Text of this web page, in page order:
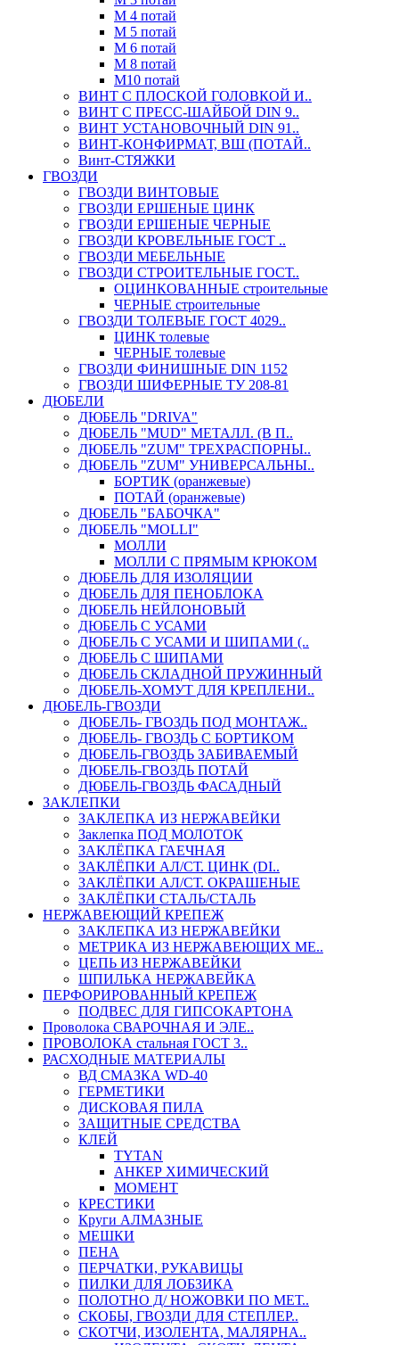
М 4 потай
М 5 потай
М 6 потай
М 8 потай
М10 потай
ВИНТ С ПЛОСКОЙ ГОЛОВКОЙ И..
ВИНТ С ПРЕСС-ШАЙБОЙ DIN 9..
ВИНТ УСТАНОВОЧНЫЙ DIN 91..
ВИНТ-КОНФИРМАТ, ВШ (ПОТАЙ..
Винт-СТЯЖКИ
ГВОЗДИ
ГВОЗДИ ВИНТОВЫЕ
ГВОЗДИ ЕРШЕНЫЕ ЦИНК
ГВОЗДИ ЕРШЕНЫЕ ЧЕРНЫЕ
ГВОЗДИ КРОВЕЛЬНЫЕ ГОСТ ..
ГВОЗДИ МЕБЕЛЬНЫЕ
ГВОЗДИ СТРОИТЕЛЬНЫЕ ГОСТ..
ОЦИНКОВАННЫЕ строительные
ЧЕРНЫЕ строительные
ГВОЗДИ ТОЛЕВЫЕ ГОСТ 4029..
ЦИНК толевые
ЧЕРНЫЕ толевые
ГВОЗДИ ФИНИШНЫЕ DIN 1152
ГВОЗДИ ШИФЕРНЫЕ ТУ 208-81
ДЮБЕЛИ
ДЮБЕЛЬ "DRIVA"
ДЮБЕЛЬ "MUD" МЕТАЛЛ. (В П..
ДЮБЕЛЬ "ZUM" ТРЕХРАСПОРНЫ..
ДЮБЕЛЬ "ZUM" УНИВЕРСАЛЬНЫ..
БОРТИК (оранжевые)
ПОТАЙ (оранжевые)
ДЮБЕЛЬ "БАБОЧКА"
ДЮБЕЛЬ "МOLLI"
МОЛЛИ
МОЛЛИ С ПРЯМЫМ КРЮКОМ
ДЮБЕЛЬ ДЛЯ ИЗОЛЯЦИИ
ДЮБЕЛЬ ДЛЯ ПЕНОБЛОКА
ДЮБЕЛЬ НЕЙЛОНОВЫЙ
ДЮБЕЛЬ С УСАМИ
ДЮБЕЛЬ С УСАМИ И ШИПАМИ (..
ДЮБЕЛЬ С ШИПАМИ
ДЮБЕЛЬ СКЛАДНОЙ ПРУЖИННЫЙ
ДЮБЕЛЬ-ХОМУТ ДЛЯ КРЕПЛЕНИ..
ДЮБЕЛЬ-ГВОЗДИ
ДЮБЕЛЬ- ГВОЗДЬ ПОД МОНТАЖ..
ДЮБЕЛЬ- ГВОЗДЬ С БОРТИКОМ
ДЮБЕЛЬ-ГВОЗДЬ ЗАБИВАЕМЫЙ
ДЮБЕЛЬ-ГВОЗДЬ ПОТАЙ
ДЮБЕЛЬ-ГВОЗДЬ ФАСАДНЫЙ
ЗАКЛЕПКИ
ЗАКЛЕПКА ИЗ НЕРЖАВЕЙКИ
Заклепка ПОД МОЛОТОК
ЗАКЛЁПКА ГАЕЧНАЯ
ЗАКЛЁПКИ АЛ/СТ. ЦИНК (DI..
ЗАКЛЁПКИ АЛ/СТ. ОКРАШЕНЫЕ
ЗАКЛЁПКИ СТАЛЬ/СТАЛЬ
НЕРЖАВЕЮЩИЙ КРЕПЕЖ
ЗАКЛЕПКА ИЗ НЕРЖАВЕЙКИ
МЕТРИКА ИЗ НЕРЖАВЕЮЩИХ МЕ..
ЦЕПЬ ИЗ НЕРЖАВЕЙКИ
ШПИЛЬКА НЕРЖАВЕЙКА
ПЕРФОРИРОВАННЫЙ КРЕПЕЖ
ПОДВЕС ДЛЯ ГИПСОКАРТОНА
Проволока СВАРОЧНАЯ И ЭЛЕ..
ПРОВОЛОКА стальная ГОСТ 3..
РАСХОДНЫЕ МАТЕРИАЛЫ
ВД СМАЗКА WD-40
ГЕРМЕТИКИ
ДИСКОВАЯ ПИЛА
ЗАЩИТНЫЕ СРЕДСТВА
КЛЕЙ
TYTAN
АНКЕР ХИМИЧЕСКИЙ
МОМЕНТ
КРЕСТИКИ
Круги АЛМАЗНЫЕ
МЕШКИ
ПЕНА
ПЕРЧАТКИ, РУКАВИЦЫ
ПИЛКИ ДЛЯ ЛОБЗИКА
ПОЛОТНО Д/ НОЖОВКИ ПО МЕТ..
СКОБЫ, ГВОЗДИ ДЛЯ СТЕПЛЕР..
СКОТЧИ, ИЗОЛЕНТА, МАЛЯРНА..